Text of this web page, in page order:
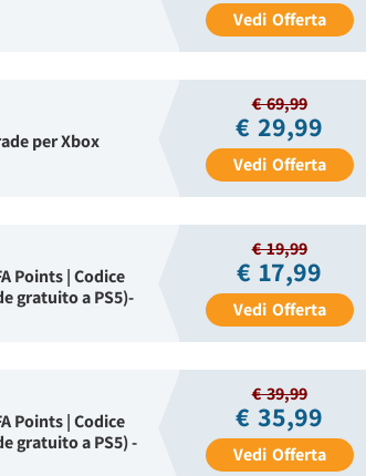
Vedi Offerta
per Xbox
€ 69,99
€ 29,99
Vedi Offerta
Points | Codice
gratuito a PS5)-
€ 19,99
€ 17,99
Vedi Offerta
Points | Codice
gratuito a PS5) -
€ 39,99
€ 35,99
Vedi Offerta